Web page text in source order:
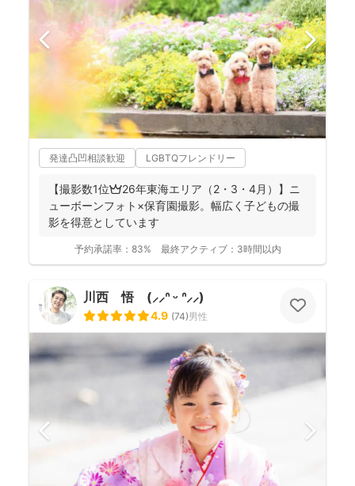
発達凸凹相談歓迎 LGBTQフレンドリー
【撮影数1位👑26年東海エリア（2・3・4月）】ニ
ューボーンフォト×保育園撮影。幅広く子どもの撮
影を得意としています
予約承諾率： 83% 最終アクティブ： 3時間以内
川西 悟 (⸝⸝ᐢ ᵕ ᐢ⸝⸝)
4.9 (74)男性